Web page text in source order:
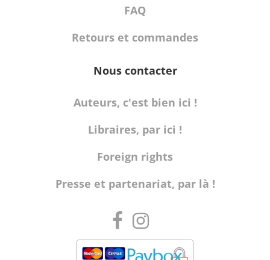
FAQ
Retours et commandes
Nous contacter
Auteurs, c'est bien ici !
Libraires, par ici !
Foreign rights
Presse et partenariat, par là !